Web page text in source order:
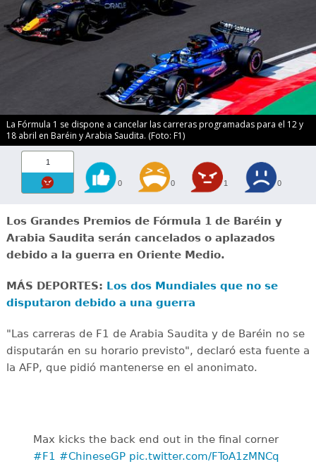
La Fórmula 1 se dispone a cancelar las carreras programadas para el 12 y
18 abril en Baréin y Arabia Saudita. (Foto: F1)
1
0 0 1 0
Los Grandes Premios de Fórmula 1 de Baréin y
Arabia Saudita serán cancelados o aplazados
debido a la guerra en Oriente Medio.
MÁS DEPORTES: Los dos Mundiales que no se
disputaron debido a una guerra
"Las carreras de F1 de Arabia Saudita y de Baréin no se
disputarán en su horario previsto", declaró esta fuente a
la AFP, que pidió mantenerse en el anonimato.
Max kicks the back end out in the final corner
#F1 #ChineseGP pic.twitter.com/FToA1zMNCq